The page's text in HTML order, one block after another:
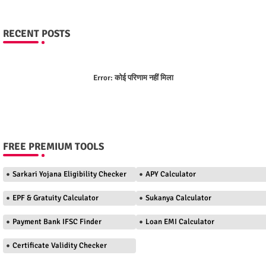
RECENT POSTS
Error:कोई परिणाम नहीं मिला
FREE PREMIUM TOOLS
Sarkari Yojana Eligibility Checker APY Calculator
EPF & Gratuity Calculator Sukanya Calculator
Payment Bank IFSC Finder Loan EMI Calculator
Certificate Validity Checker